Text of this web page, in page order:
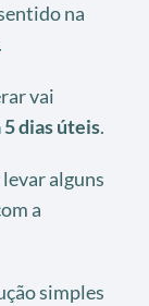
na
vai
5 dias úteis.
alguns
a
simples